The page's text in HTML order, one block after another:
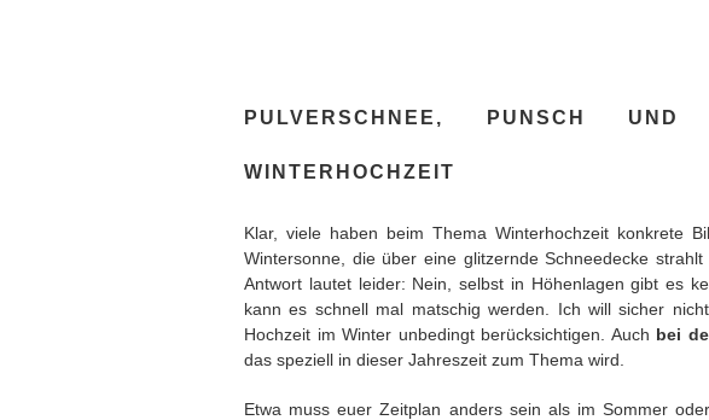
PULVERSCHNEE, PUNSCH
WINTERHOCHZEIT
Klar, viele haben beim Thema Winterhochzeit konkrete
Wintersonne, die über eine glitzernde Schneedecke
Antwort lautet leider: Nein, selbst in Höhenlagen gibt es
kann es schnell mal matschig werden. Ich will sicher
Hochzeit im Winter unbedingt berücksichtigen. Auch bei
das speziell in dieser Jahreszeit zum Thema wird.
Etwa muss euer Zeitplan anders sein als im Sommer